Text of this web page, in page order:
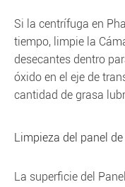
Si la centrífuga en
tiempo, limpie la
desecantes dentro
óxido en el eje de
cantidad de grasa
Limpieza del panel de
La superficie del